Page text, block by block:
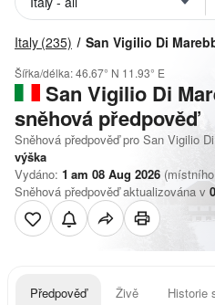
Italy (235) San Vigilio Di
Šířka/délka:46.67° N 11.93° E
San Vigilio Di
sněhová předpověď
Sněhová předpověď pro San Vigilio
výška
Vydáno: 1 am 08 Aug 2026
Sněhová předpověď aktualizována v
Předpověď Živě Historie